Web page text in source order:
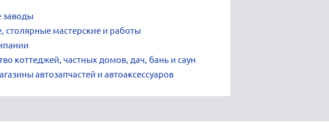
заводы
столярные мастерские и работы
коттеджей, частных домов, дач, бань и саун
автозапчастей и автоаксессуаров